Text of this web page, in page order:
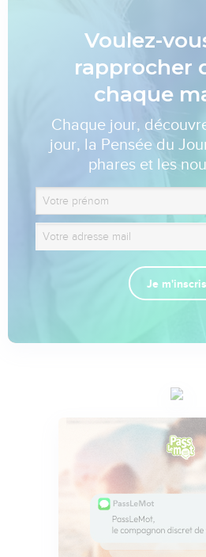
Voulez-
rapprocher
chaque
Chaque jour,
jour, la Pensée du
phares et les
Je m'inscris